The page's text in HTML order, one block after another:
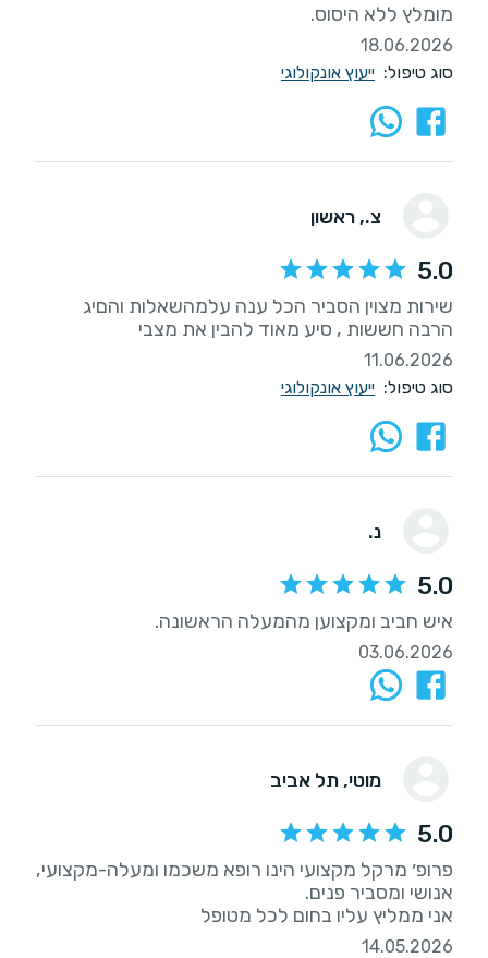
מומלץ ללא היסוס.
18.06.2026
סוג טיפול: ייעוץ אונקולוגי
צ., ראשון
5.0
שירות מצוין הסביר הכל ענה עלמהשאלות והםיג
הרבה חששות , סיע מאוד להבין את מצבי
11.06.2026
סוג טיפול: ייעוץ אונקולוגי
נ.
5.0
איש חביב ומקצוען מהמעלה הראשונה.
03.06.2026
מוטי, תל אביב
5.0
פרופ׳ מרקל מקצועי הינו רופא משכמו ומעלה-מקצועי,
אני ממליץ עליו בחום לכל מטופל
14.05.2026